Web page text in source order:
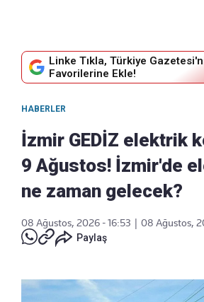
Linke Tıkla, Türkiye
Favorilerine Ekle!
HABERLER
İzmir GEDİZ elektrik
9 Ağustos! İzmir'de
ne zaman gelecek?
08 Ağustos, 2026 - 16:53
08 Ağustos,
Paylaş